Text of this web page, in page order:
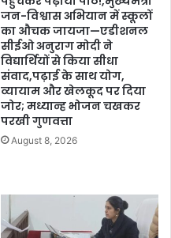
जन-विश्वास अभियान में स्कूलों
का औचक जायजा—एडीशनल
सीईओ अनुराग मोदी ने
विद्यार्थियों से किया सीधा
संवाद,पढ़ाई के साथ योग,
व्यायाम और खेलकूद पर दिया
जोर; मध्यान्ह भोजन चखकर
परखी गुणवत्ता
August 8, 2026